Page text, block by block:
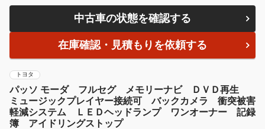
中古車の状態を確認する
在庫確認・見積もりを依頼する
トヨタ
パッソ モーダ フルセグ メモリーナビ ＤＶＤ再生
ミュージックプレイヤー接続可 バックカメラ 衝突被害
軽減システム ＬＥＤヘッドランプ ワンオーナー 記録
簿 アイドリングストップ